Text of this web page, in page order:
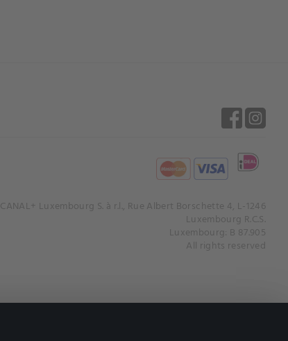
CANAL+ Luxembourg S. à r.l., Rue Albert Borschette 4, L-1246
Luxembourg R.C.S.
Luxembourg: B 87.905
All rights reserved